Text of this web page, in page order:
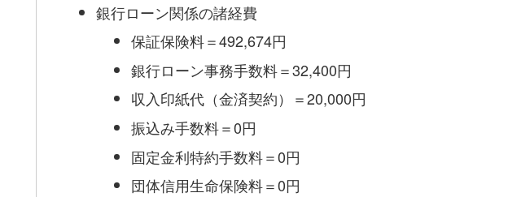
銀行ローン関係の諸経費
保証保険料＝492,674円
銀行ローン事務手数料＝32,400円
収入印紙代（金済契約）＝20,000円
振込み手数料＝0円
固定金利特約手数料＝0円
団体信用生命保険料＝0円